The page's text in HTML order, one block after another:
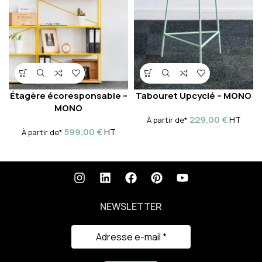
Étagère écoresponsable –
MONO
À partir de* 599,00€HT
Tabouret Upcyclé – MONO
À partir de* 229,00€HT
NEWSLETTER